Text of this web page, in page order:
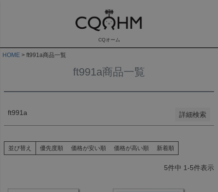
CQオーム
HOME ft991a商品一覧
ft991a商品一覧
ft991a 詳細検索
〜
検索
並び替え 優先度順 価格が安い順 価格が高い順 新着順
5件中 1-5件表示